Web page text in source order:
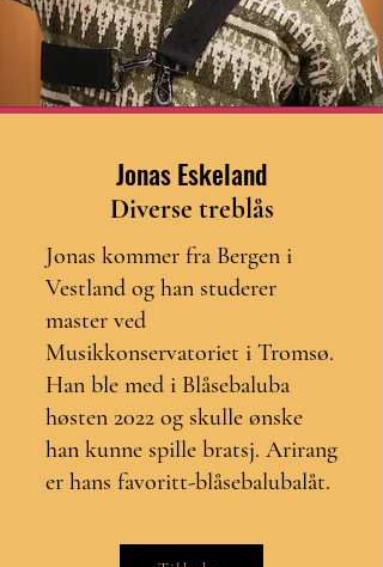
Jonas Eskeland
Diverse treblås
Jonas kommer fra Bergen i
Vestland og han studerer
master ved
Musikkonservatoriet i Tromsø.
Han ble med i Blåsebaluba
høsten 2022 og skulle ønske
han kunne spille bratsj. Arirang
er hans favoritt-blåsebalubalåt.